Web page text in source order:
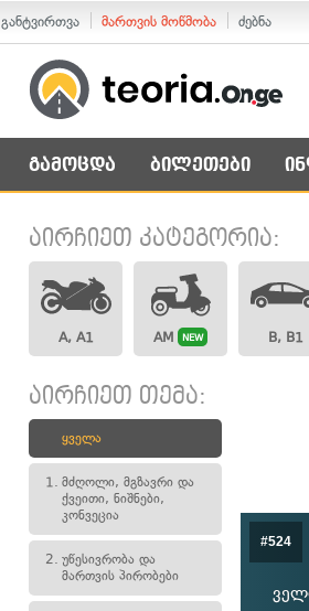
განტვირთვა მართვის მოწმობა ძებნა
გამოცდა ბილეთები
აირჩიეთ კატეგორია:
A, A1 AM NEW B, B1
აირჩიეთ თემა:
ყველა
1. მძღოლი, მგზავრი და
ქვეითი, ნიშნები,
კონვეცია
2. უწესივრობა და
მართვის პირობები
#524